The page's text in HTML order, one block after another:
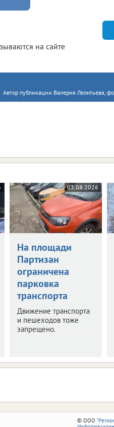
на сайте
Автор публикации Валерия Леонтьева,
03.08.2026
На площади
Партизан
ограничена
парковка
транспорта
Движение транспорта
и пешеходов тоже
запрещено.
© ООО